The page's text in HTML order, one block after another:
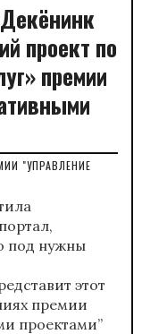
проект по
премии
"УПРАВЛЕНИЕ
под нужны
этот
премии
проектами”